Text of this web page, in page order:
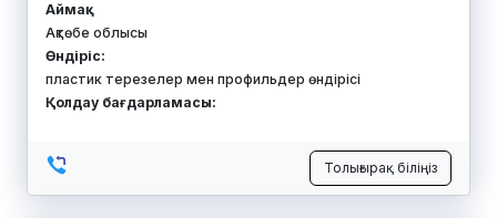
Аймақ:
Ақтөбе облысы
Өндіріс:
пластик терезелер мен профильдер өндірісі
Қолдау бағдарламасы:
Толығырақ біліңіз